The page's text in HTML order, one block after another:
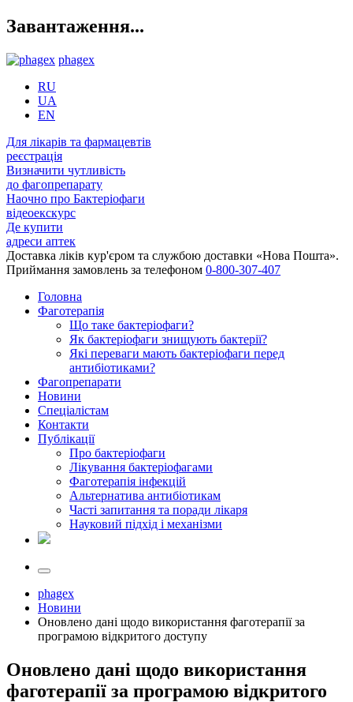
Завантаження...
phagex
RU
UA
EN
Для лікарів та фармацевтів
реєстрація
Визначити чутливість
до фагопрепарату
Наочно про Бактеріофаги
відеоекскурс
Де купити
адреси аптек
Доставка ліків кур'єром та службою доставки «Нова Пошта».
Приймання замовлень за телефоном 0-800-307-407
Головна
Фаготерапія
Що таке бактеріофаги?
Як бактеріофаги знищують бактерії?
Які переваги мають бактеріофаги перед
антибіотиками?
Фагопрепарати
Новини
Спеціалістам
Контакти
Публікації
Про бактеріофаги
Лікування бактеріофагами
Фаготерапія інфекцій
Альтернатива антибіотикам
Часті запитання та поради лікаря
Науковий підхід і механізми
phagex
Новини
Оновлено дані щодо використання фаготерапії за
програмою відкритого доступу
Оновлено дані щодо використання
фаготерапії за програмою відкритого